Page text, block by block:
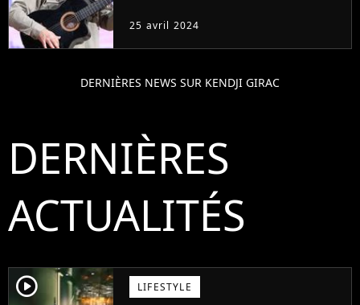
25 avril 2024
DERNIÈRES NEWS SUR KENDJI GIRAC
DERNIÈRES
ACTUALITÉS
player2 LIFESTYLE